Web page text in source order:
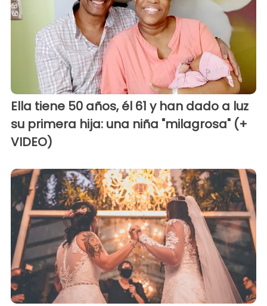
Ella tiene 50 años, él 61 y han dado a luz
su primera hija: una niña "milagrosa" (+
VIDEO)